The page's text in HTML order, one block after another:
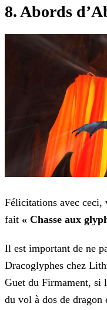
8. Abords
Félicitations avec ceci,
fait « Chasse aux
Il est important de ne
Dracoglyphes chez
Guet du Firmament, si
du vol à dos de dragon